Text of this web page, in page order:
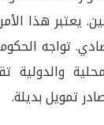
يعتبر هذا
تواجه
والدولية
تمويل بديلة.